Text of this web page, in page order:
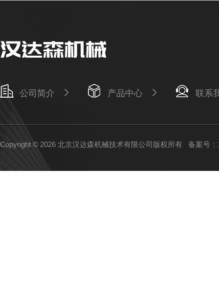
公司简介 产品中心 联系
Copyright © 2026 北京汉达森机械技术有限公司版权所有 备案号：